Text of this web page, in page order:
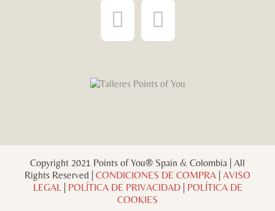
Copyright 2021 Points of You® Spain & Colombia | All
Rights Reserved | CONDICIONES DE COMPRA AVISO
LEGAL| POLÍTICA DE PRIVACIDAD| POLÍTICA DE
COOKIES